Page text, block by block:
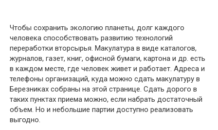
Чтобы сохранить экологию планеты, долг каждого
человека способствовать развитию технологий
переработки вторсырья. Макулатура в виде каталогов,
журналов, газет, книг, офисной бумаги, картона и др. есть
в каждом месте, где человек живет и работает. Адреса и
телефоны организаций, куда можно сдать макулатуру в
Березниках собраны на этой странице. Сдать дорого в
таких пунктах приема можно, если набрать достаточный
объем. Но и небольшие партии доступно реализовать
выгодно.